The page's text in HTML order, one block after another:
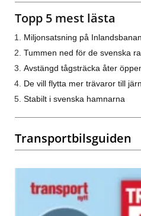
Topp 5 mest lästa
Miljonsatsning på Inlandsbanan
Tummen ned för de svenska
Avstängd tågsträcka åter
De vill flytta mer trävaror till
Stabilt i svenska hamnarna
Transportbilsguiden